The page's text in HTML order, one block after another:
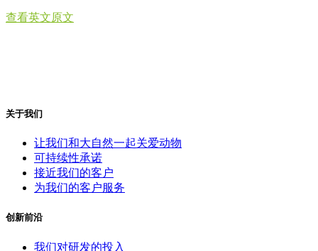
查看英文原文
关于我们
让我们和大自然一起关爱动物
可持续性承诺
接近我们的客户
为我们的客户服务
创新前沿
我们对研发的投入